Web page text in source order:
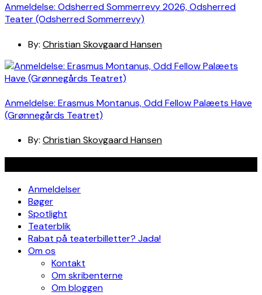
Anmeldelse: Odsherred Sommerrevy 2026, Odsherred
Teater (Odsherred Sommerrevy)
By: Christian Skovgaard Hansen
Anmeldelse: Erasmus Montanus, Odd Fellow Palæets Have
(Grønnegårds Teatret)
By: Christian Skovgaard Hansen
Anmeldelser
Bøger
Spotlight
Teaterblik
Rabat på teaterbilletter? Jada!
Om os
Kontakt
Om skribenterne
Om bloggen